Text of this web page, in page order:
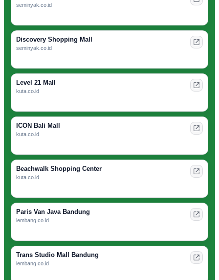
seminyak.co.id
Discovery Shopping Mall
seminyak.co.id
Level 21 Mall
kuta.co.id
ICON Bali Mall
kuta.co.id
Beachwalk Shopping Center
kuta.co.id
Paris Van Java Bandung
lembang.co.id
Trans Studio Mall Bandung
lembang.co.id